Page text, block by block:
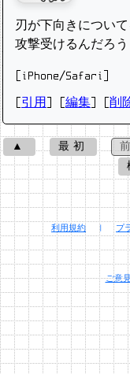
刃が下向きについ
攻撃受けるんだろう
[iPhone/Safari]
引用 編集 削
▲ 最初 前
利用規約 | プ
ご意